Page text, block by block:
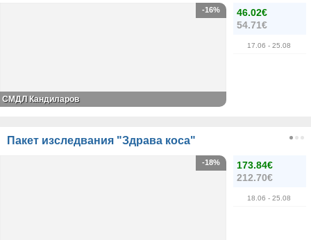
46.02€
54.71€
17.06 - 25.08
-16%
СМДЛ Кандиларов
Пакет изследвания "Здрава коса"
173.84€
212.70€
18.06 - 25.08
-18%